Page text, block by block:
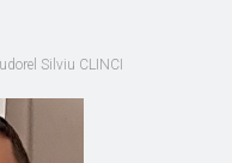
Silviu CLINCI